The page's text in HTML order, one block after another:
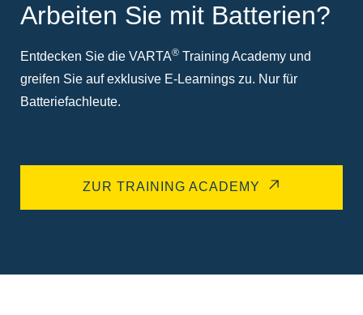
Arbeiten Sie mit Batterien?
Entdecken Sie die VARTA® Training Academy und
greifen Sie auf exklusive E-Learnings zu. Nur für
Batteriefachleute.
ZUR TRAINING ACADEMY